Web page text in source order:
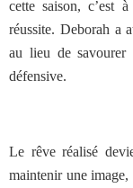
cette saison, c’est
réussite. Deborah a
au lieu de savourer
défensive.
Le rêve réalisé
maintenir une